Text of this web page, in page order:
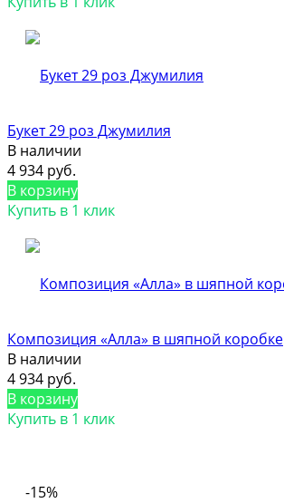
Букет 29 роз Джумилия
В наличии
4 934 руб.
В корзину
Купить в 1 клик
Композиция «Алла» в шяпной коробке
В наличии
4 934 руб.
В корзину
Купить в 1 клик
-15%